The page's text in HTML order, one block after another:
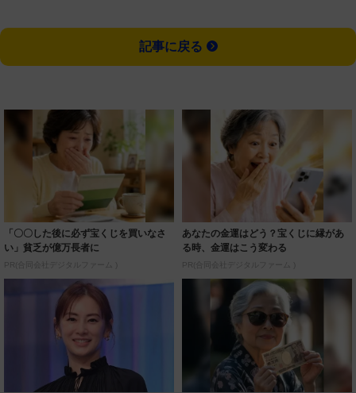
記事に戻る
「〇〇した後に必ず宝くじを買いなさ
い」貧乏が億万長者に
PR(合同会社デジタルファーム )
あなたの金運はどう？宝くじに縁があ
る時、金運はこう変わる
PR(合同会社デジタルファーム )